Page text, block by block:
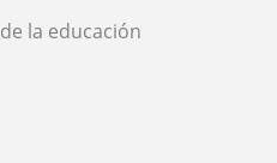
la educación